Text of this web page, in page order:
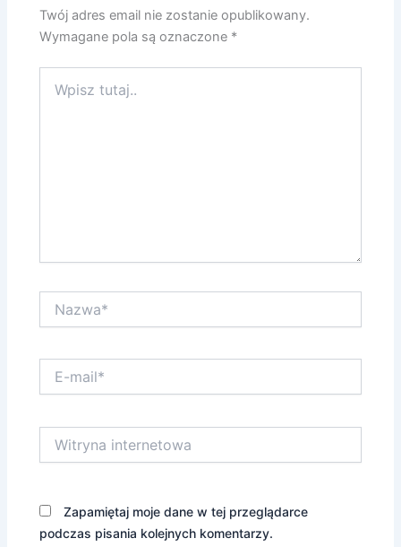
Twój adres email nie zostanie opublikowany.
Wymagane pola są oznaczone *
tutaj..
mail*
internetowa
Zapamiętaj moje dane w tej przeglądarce
podczas pisania kolejnych komentarzy.